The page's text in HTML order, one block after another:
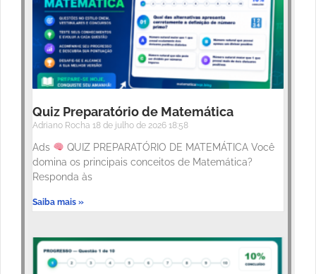
Quiz Preparatório de Matemática
Adriano Rocha 18 de julho de 2026 18:58
Ads
QUIZ PREPARATÓRIO DE MATEMÁTICA Você
domina os principais conceitos de Matemática?
Responda às
Saiba mais »